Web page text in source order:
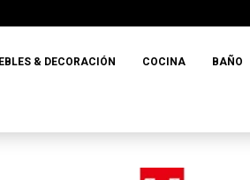
& DECORACIÓN COCINA BAÑO